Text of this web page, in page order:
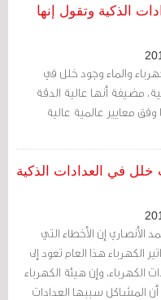
وقد بلغت كلفة التعديل
التعديلات جميع المشتركين
بشكوى ومن لم يتقدم
الذكية وتقول إنها
والماء وجود خلل في
مضيفة أنها عالية الدقة
وفق معايير عالمية عالية
خلل في العدادات الذكية
الأنصاري إن الأخطاء التي
الكهرباء هذا العام تعود إلى
الكهرباء، وإن هيئة الكهرباء
أن المشاكل سببها العدادات